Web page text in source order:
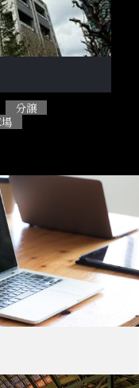
相談可能
場